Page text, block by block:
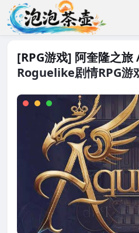
[RPG游戏] 阿奎隆之
Roguelike剧情RPG游